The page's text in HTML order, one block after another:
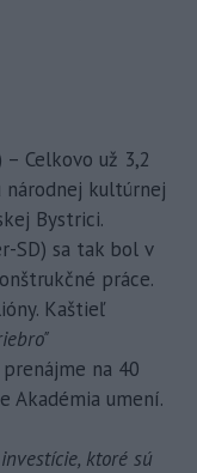
Celkovo už 3,2
národnej kultúrnej
Bystrici.
SD) sa tak bol v
práce.
Kaštieľ
na 40
Akadémia umení.
ktoré sú